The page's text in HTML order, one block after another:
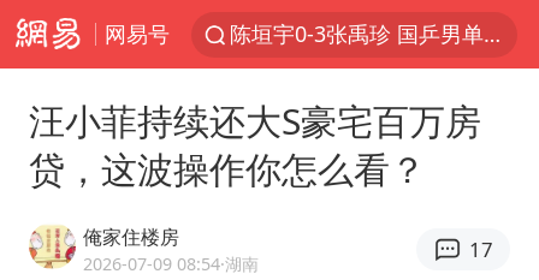
网易号
陈垣宇0-3张禹珍 国乒男单全军覆没
四川宜宾高县4.9级地震致1死
美股存储板块集体大跌
汪小菲持续还大S豪宅百万房
贷，这波操作你怎么看？
俺家住楼房
2026-07-09 08:54·湖南
17